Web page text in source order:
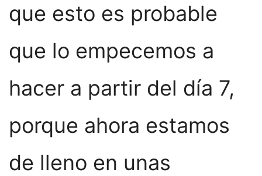
que esto es probable
que lo empecemos a
hacer a partir del día 7,
porque ahora estamos
de lleno en unas